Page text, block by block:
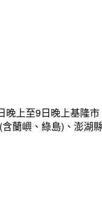
上至9日晚上基隆
蘭嶼、綠島)、澎湖